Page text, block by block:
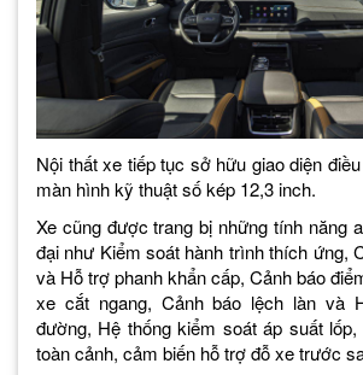
Nội thất xe tiếp tục sở hữu giao diện
màn hình kỹ thuật số kép 12,3 inch.
Xe cũng được trang bị những tính năng
đại như Kiểm soát hành trình thích ứng,
và Hỗ trợ phanh khẩn cấp, Cảnh báo
xe cắt ngang, Cảnh báo lệch làn và
đường, Hệ thống kiểm soát áp suất
toàn cảnh, cảm biến hỗ trợ đỗ xe trước